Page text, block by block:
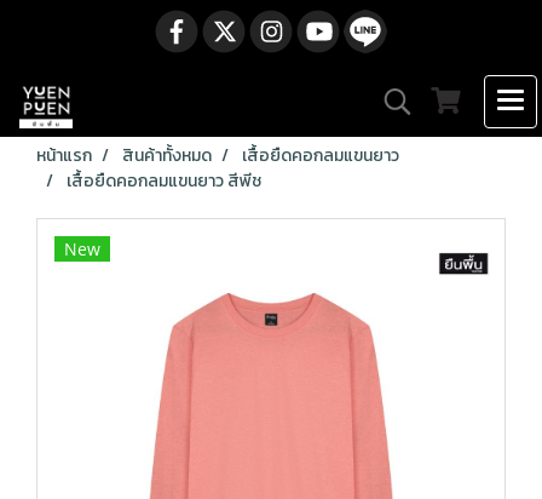
หน้าแรก สินค้าทั้งหมด
เสื้อยืดคอกลมแขนยาว
เสื้อยืดคอกลมแขนยาว สีพีช
New